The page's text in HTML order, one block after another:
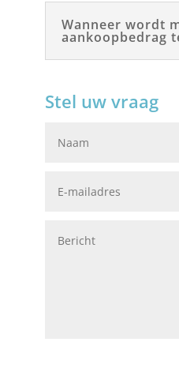
Wanneer wordt
aankoopbedrag
Stel uw vraag